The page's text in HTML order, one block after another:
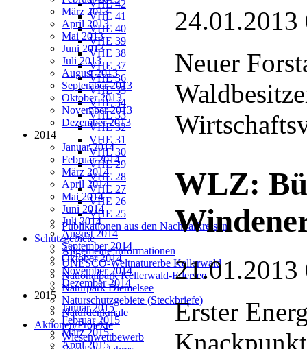
VHE 42
VHE 41
VHE 40
VHE 39
VHE 38
VHE 37
VHE 36
VHE 35
VHE 34
VHE 33
VHE 32
VHE 31
VHE 30
VHE 29
VHE 28
VHE 27
VHE 26
VHE 25
Publikationen aus den Nachbarkreisen
Schutzgebiete
Allgemeine Informationen
UNESCO-Weltnaturerbe Kellerwald
Nationalpark Kellerwald-Edersee
Naturpark Diemelsee
Naturschutzgebiete (Steckbriefe)
Naturdenkmale
Aktionen/Projekte
Wiesenwettbewerb
März 2013
April 2013
Mai 2013
Juni 2013
Juli 2013
August 2013
September 2013
Oktober 2013
November 2013
Dezember 2013
2014
Januar 2014
Februar 2014
März 2014
April 2014
Mai 2014
Juni 2014
Juli 2014
August 2014
September 2014
Oktober 2014
November 2014
Dezember 2014
2015
Januar 2015
Februar 2015
März 2015
April 2015
24.01.2013
Neuer
WLZ:
21.01.2013
Erster